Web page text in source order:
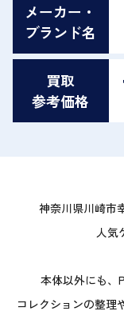
メーカー・
ブランド名
買取
参考価格
神奈川県川崎市
人気
本体以外にも、
コレクションの整理